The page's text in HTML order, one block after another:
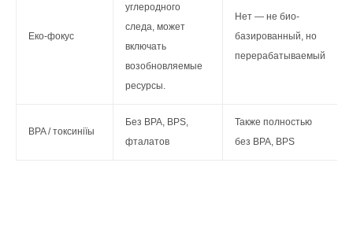
Еко-фокус
углеродного
следа, может
включать
возобновляемые
ресурсы.
Нет — не био-
базированный, но
перерабатываемый
BPA / токсиніїы
Без BPA, BPS,
фталатов
Также полностью
без BPA, BPS